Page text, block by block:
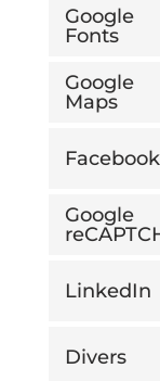
Google
Fonts
Google
Maps
Facebook
Google
LinkedIn
Divers